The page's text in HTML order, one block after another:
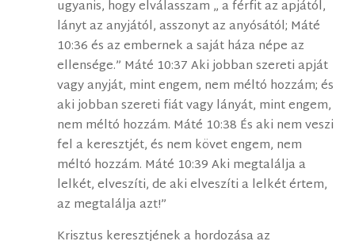
ugyanis, hogy elválasszam „ a férfit az apjától,
lányt az anyjától, asszonyt az anyósától; Máté
10:36 és az embernek a saját háza népe az
ellensége.” Máté 10:37 Aki jobban szereti apját
vagy anyját, mint engem, nem méltó hozzám; és
aki jobban szereti fiát vagy lányát, mint engem,
nem méltó hozzám. Máté 10:38 És aki nem veszi
fel a keresztjét, és nem követ engem, nem
méltó hozzám. Máté 10:39 Aki megtalálja a
lelkét, elveszíti, de aki elveszíti a lelkét értem,
az megtalálja azt!”
Krisztus keresztjének a hordozása az